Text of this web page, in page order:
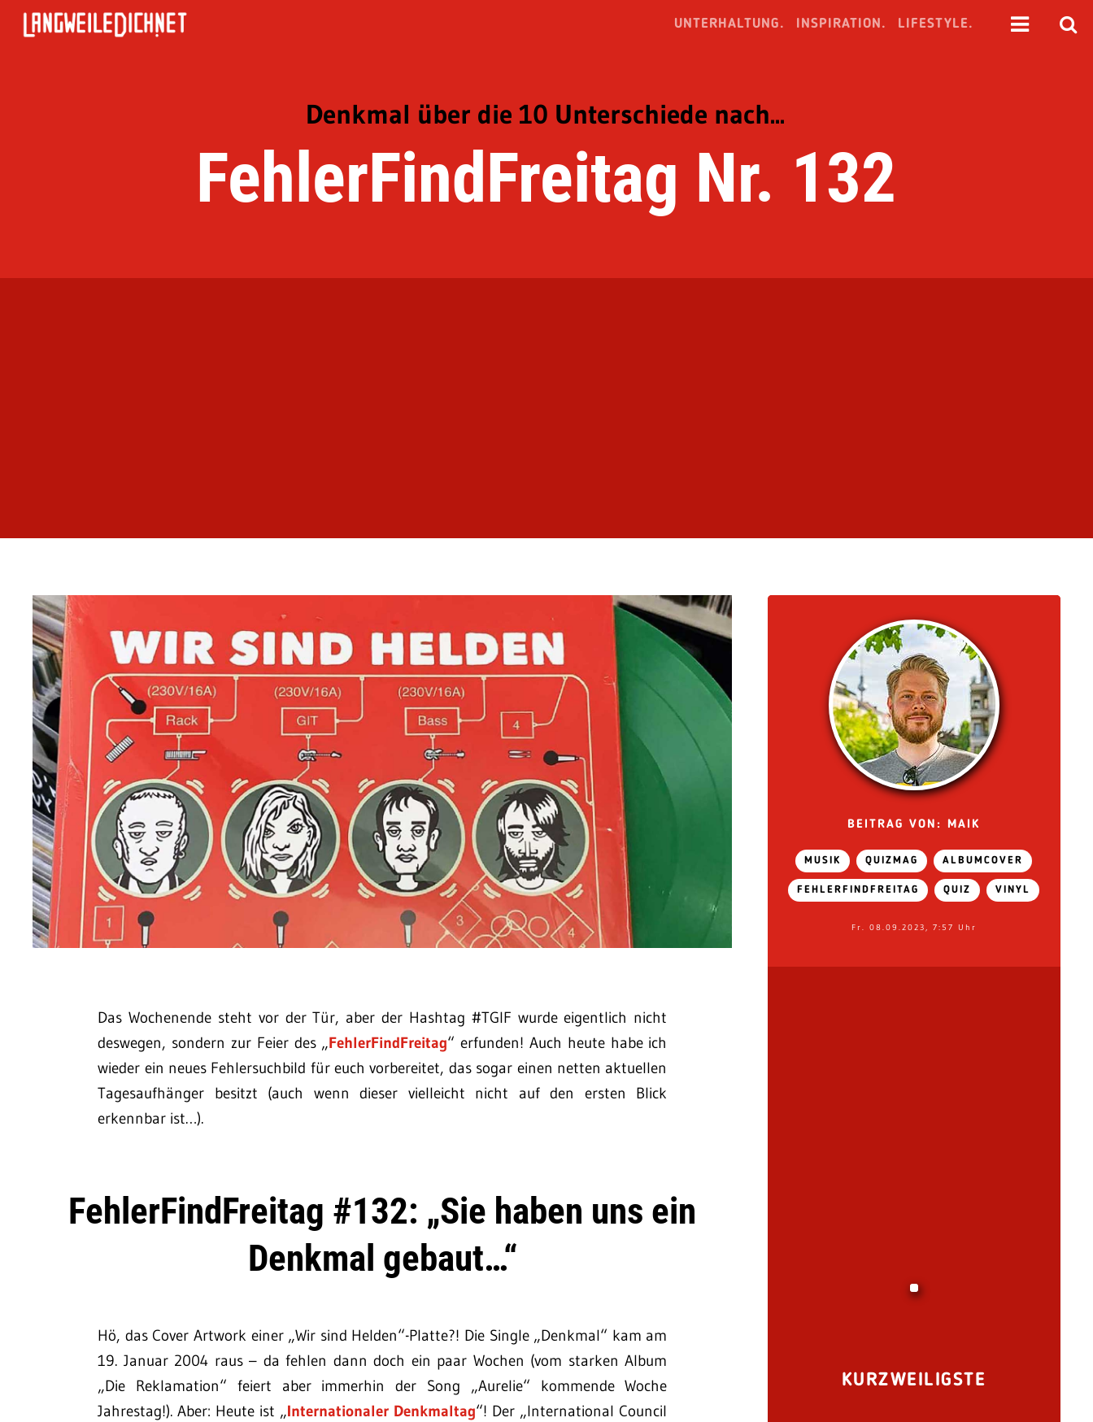
UNTERHALTUNG. INSPIRATION. LIFESTYLE.
Denkmal über die 10 Unterschiede nach...
FehlerFindFreitag Nr. 132
Das Wochenende steht vor der Tür, aber der Hashtag #TGIF wurde eigentlich nicht
deswegen, sondern zur Feier des „FehlerFindFreitag“ erfunden! Auch heute habe ich
wieder ein neues Fehlersuchbild für euch vorbereitet, das sogar einen netten aktuellen
Tagesaufhänger besitzt (auch wenn dieser vielleicht nicht auf den ersten Blick
erkennbar ist…).
FehlerFindFreitag #132: „Sie haben uns ein
Denkmal gebaut…“
Hö, das Cover Artwork einer „Wir sind Helden“-Platte?! Die Single „Denkmal“ kam am
19. Januar 2004 raus – da fehlen dann doch ein paar Wochen (vom starken Album
„Die Reklamation“ feiert aber immerhin der Song „Aurelie“ kommende Woche
Jahrestag!). Aber: Heute ist „Internationaler Denkmaltag“! Der „International Council
BEITRAG VON: MAIK
MUSIK QUIZMAG ALBUMCOVER
FEHLERFINDFREITAG QUIZ VINYL
Fr. 08.09.2023, 7:57 Uhr
KURZWEILIGSTE